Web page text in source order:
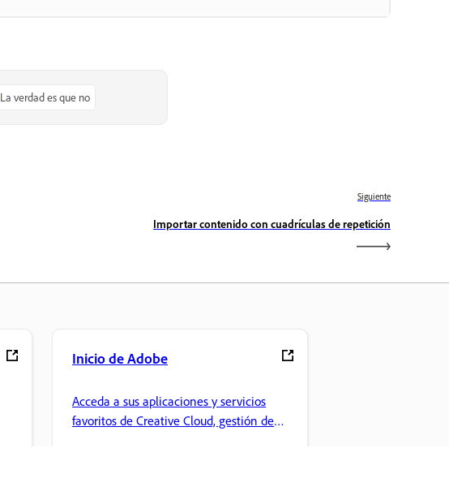
La verdad es que no
Siguiente
Importar contenido con cuadrículas de repetición
Inicio de Adobe
Acceda a sus aplicaciones y servicios
favoritos de Creative Cloud, gestión de